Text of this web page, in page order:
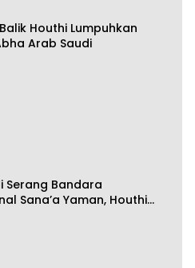
Houthi Lumpuhkan
Arab Saudi
Serang Bandara
Sana’a Yaman, Houthi
Balik